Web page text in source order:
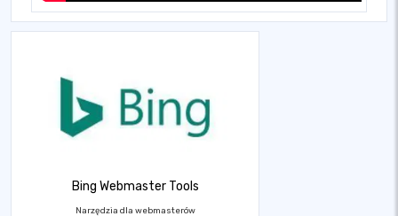
Bing Webmaster Tools
Narzędzia dla webmasterów